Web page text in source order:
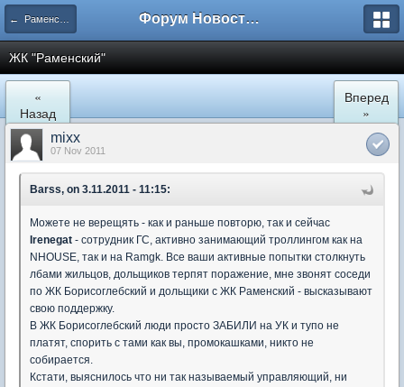
← Раменское Форум Новостройки
ЖК "Рaменский"
«
Назад
Вперед
»
mixx
07 Nov 2011
Barss, on 3.11.2011 - 11:15:
Можете не верещять - как и раньше повторю, так и сейчас
Irenegat - сотрудник ГС, активно занимающий троллингом как на
NHOUSE, так и на Ramgk. Все ваши активные попытки столкнуть
лбами жильцов, дольщиков терпят поражение, мне звонят соседи
по ЖК Борисоглебский и дольщики с ЖК Раменский - высказывают
свою поддержку.
В ЖК Борисоглебский люди просто ЗАБИЛИ на УК и тупо не
платят, спорить с тами как вы, промокашками, никто не
собирается.
Кстати, выяснилось что ни так называемый управляющий, ни